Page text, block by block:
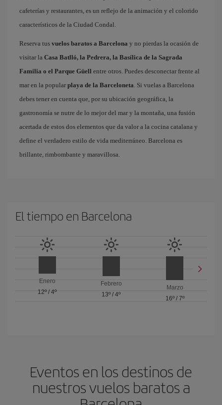
cafeterías y restaurantes, es un reflejo de la animación y el colorido
característicos de la Ciudad Condal.
Reserva tus vuelos baratos a Barcelona y no pierdas la ocasión de
visitar la Casa Batlló, la Pedrera, la Basílica de la Sagrada
Familia o el Parque Güell entre otros. Puedes desconectar frente al
mar en la popular playa de la Barceloneta. Si vuelas a Barcelona
debes tener en cuenta que, por su ubicación geográfica, la
gastronomía se nutre de lo mejor del mar y la montaña, una fusión
acertada de estos dos elementos que da valor a la cocina catalana y
define el verdadero estilo de vida mediterráneo. Barcelona es
brillante, rimbombante y maravillosa.
El tiempo en Barcelona
Enero
12º/4º
Febrero
13º / 4º
Marzo
16º/ 7º
Eventos en los destinos de
nuestros vuelos baratos a